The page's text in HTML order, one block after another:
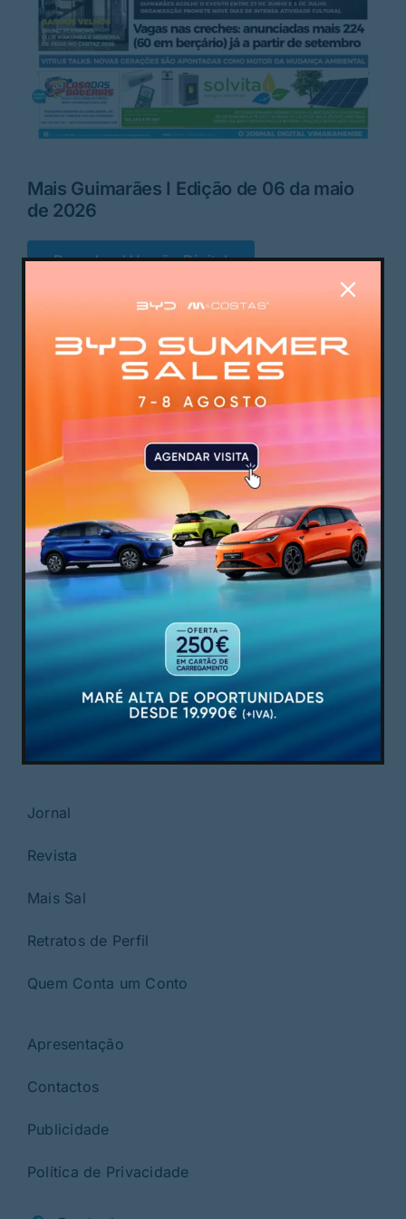
Rubricas
Jornal
Revista
For:
Mais Guimarães I Edição de 06 da maio
de 2026
Download Versão Digital
Rigor, independência e pluralidade
Em Guimarães
Cultura
Jornal
Revista
Mais Sal
Retratos de Perfil
Quem Conta um Conto
Apresentação
Contactos
Publicidade
Política de Privacidade